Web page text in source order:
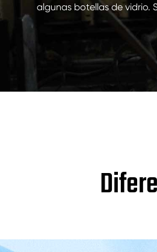
BOTELLAS DE VIDRIO
BOTELLAS DE VIDRIO DE
algunas botellas de